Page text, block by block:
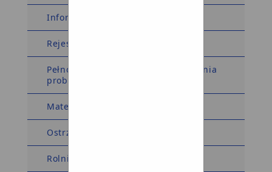
Informacja dla sygnalistów
Rejestry i Ewidencje
Pełnomocnik Wójta ds. rozwiązywania
problemów alkoholowych
Materiały wyborcze
Ostrzeżenia meteorologiczne
Rolnictwo